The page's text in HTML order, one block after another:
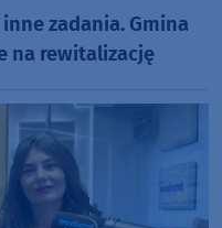
zadania. Gmina
na rewitalizację